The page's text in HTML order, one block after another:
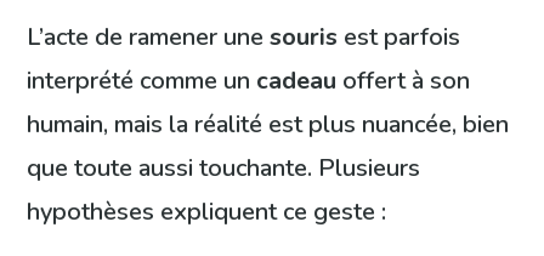
L’acte de ramener unesouris est parfois
interprété comme un cadeau offert à son
humain, mais la réalité est plus nuancée, bien
que toute aussi touchante. Plusieurs
hypothèses expliquent ce geste :